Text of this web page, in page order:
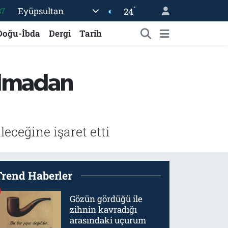
Eyüpsultan 24°
İbda Dergi Tarih
işaret etti
Haberler
Gözün gördüğü ile
zihnin kavradığı
arasındaki uçurum